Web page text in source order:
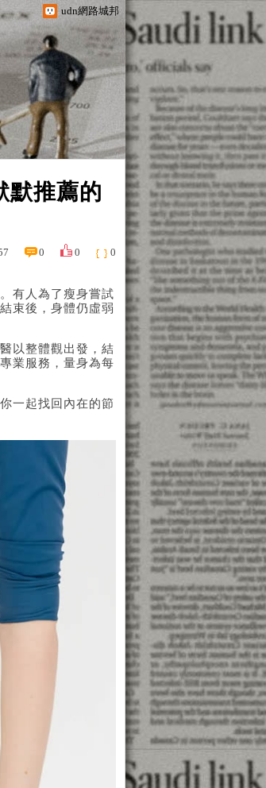
udn網路城邦
默推薦的
0 0 0
有人為了瘦身嘗試
束後，身體仍虛弱
以整體觀出發，結
業服務，量身為每
一起找回內在的節